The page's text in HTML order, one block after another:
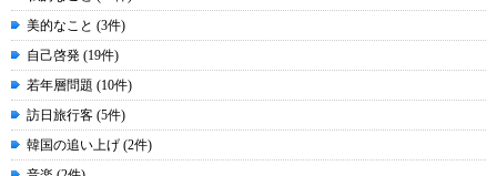
美的なこと (3件)
自己啓発 (19件)
若年層問題 (10件)
訪日旅行客 (5件)
韓国の追い上げ (2件)